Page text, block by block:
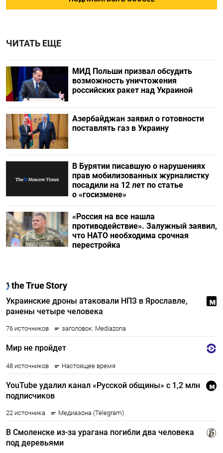
ЧИТАТЬ ЕЩЕ
МИД Польши призвал обсудить
возможность уничтожения
российских ракет над Украиной
Азербайджан заявил о готовности
поставлять газ в Украину
В Бурятии писавшую о нарушениях
прав мобилизованных журналистку
посадили на 12 лет по статье
о «госизмене»
«Россия на все нашла
противодействие». Залужный заявил,
что НАТО необходима срочная
перестройка